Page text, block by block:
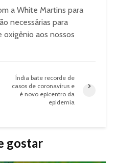
a White Martins para
necessárias para
aos nossos
Índia bate recorde de
casos de coronavírus e
é novo epicentro da
epidemia
gostar